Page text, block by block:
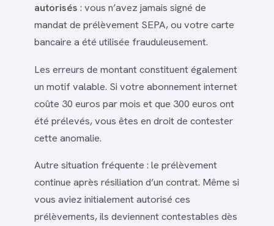
autorisés : vous n’avez jamais signé de
mandat de prélèvement SEPA, ou votre carte
bancaire a été utilisée frauduleusement.
Les erreurs de montant constituent également
un motif valable. Si votre abonnement internet
coûte 30 euros par mois et que 300 euros ont
été prélevés, vous êtes en droit de contester
cette anomalie.
Autre situation fréquente : le prélèvement
continue après résiliation d’un contrat. Même si
vous aviez initialement autorisé ces
prélèvements, ils deviennent contestables dès